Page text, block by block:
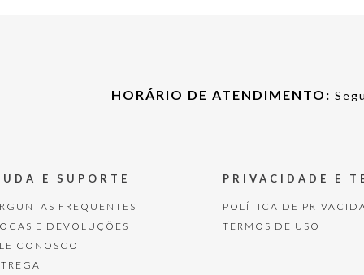
HORÁRIO DE ATENDIMENTO:
E SUPORTE
FREQUENTES
E DEVOLUÇÕES
CONOSCO
PRIVACIDADE E
POLÍTICA DE
TERMOS DE USO